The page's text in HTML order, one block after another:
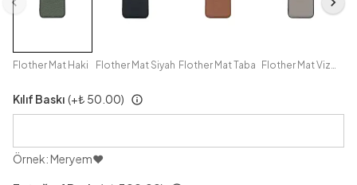
Flother Mat Haki Flother Mat Siyah Flother Mat Taba Flother Mat Vizon
Kılıf Baskı (+₺ 50.00)
Örnek: Meryem♥